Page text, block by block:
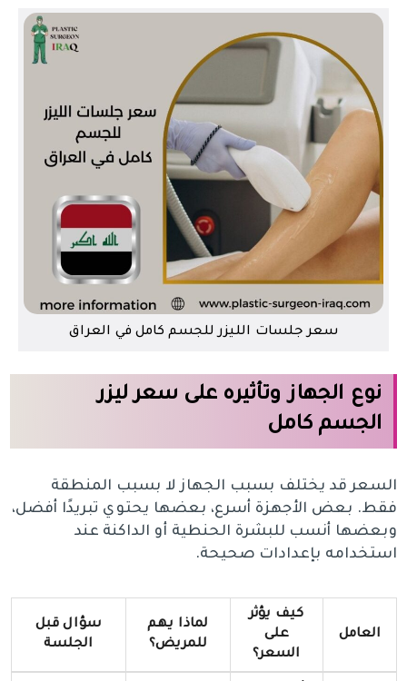
سعر جلسات الليزر للجسم كامل في العراق
نوع الجهاز وتأثيره على سعر ليزر
الجسم كامل
السعر قد يختلف بسبب الجهاز لا بسبب المنطقة
فقط. بعض الأجهزة أسرع، بعضها يحتوي تبريدًا أفضل،
وبعضها أنسب للبشرة الحنطية أو الداكنة عند
استخدامه بإعدادات صحيحة.
العامل
كيف يؤثر
على
السعر؟
لماذا يهم
للمريض؟
سؤال قبل
الجلسة